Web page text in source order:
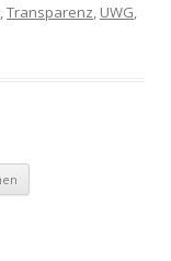
Transparenz UWG